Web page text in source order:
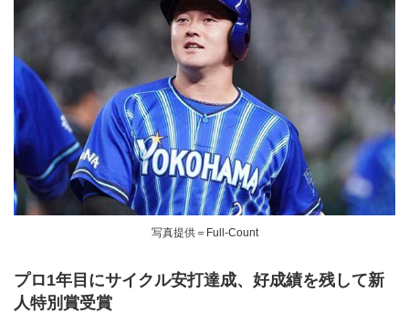
写真提供＝Full-Count
プロ1年目にサイクル安打達成、好成績を残して新
人特別賞受賞